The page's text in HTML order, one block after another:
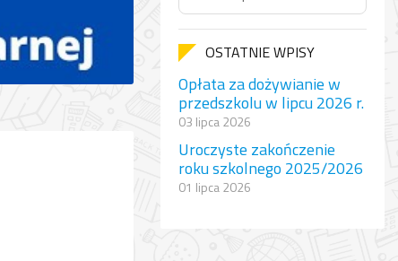
OSTATNIE WPISY
Opłata za dożywianie w
przedszkolu w lipcu 2026 r.
03 lipca 2026
Uroczyste zakończenie
roku szkolnego 2025/2026
01 lipca 2026